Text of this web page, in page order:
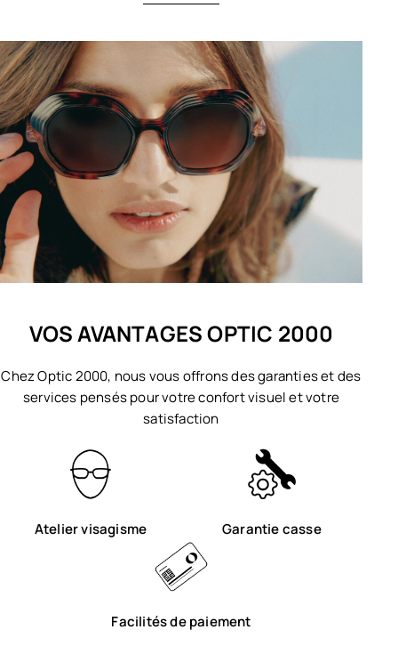
VOS AVANTAGES OPTIC 2000
Chez Optic 2000, nous vous offrons des garanties et des
services pensés pour votre confort visuel et votre
satisfaction
Atelier visagisme Garantie casse
Facilités de paiement